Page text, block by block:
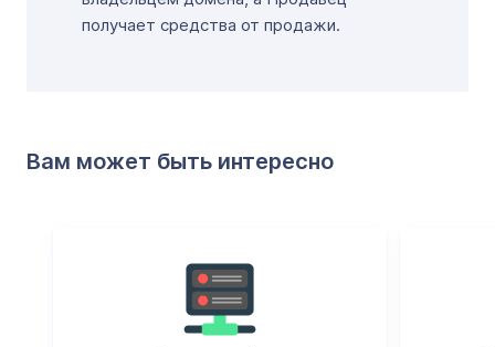
получает средства от продажи.
Вам может быть интересно